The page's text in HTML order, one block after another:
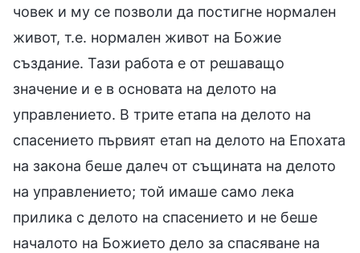
човек и му се позволи да постигне нормален
живот, т.е. нормален живот на Божие
създание. Тази работа е от решаващо
значение и е в основата на делото на
управлението. В трите етапа на делото на
спасението първият етап на делото на Епохата
на закона беше далеч от същината на делото
на управлението; той имаше само лека
прилика с делото на спасението и не беше
началото на Божието дело за спасяване на